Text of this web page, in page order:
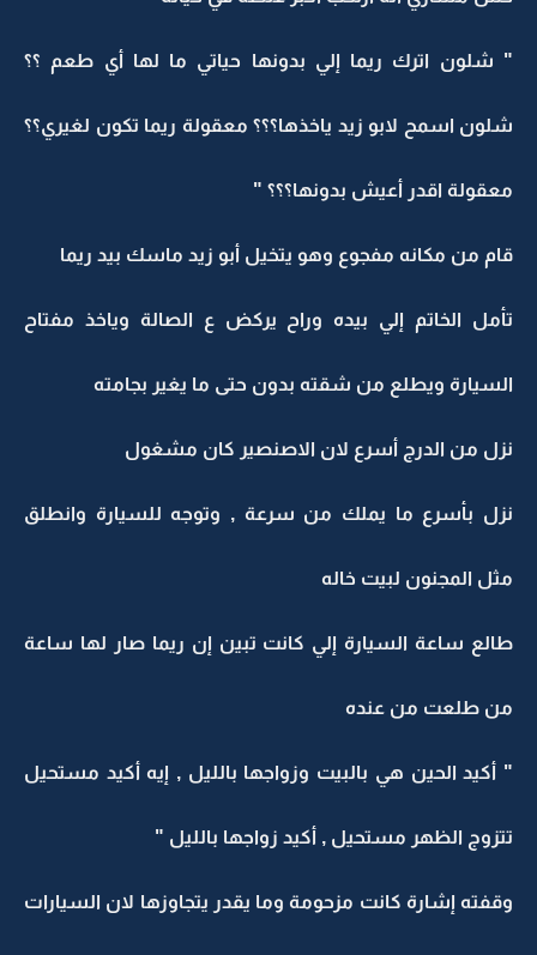
" شلون اترك ريما إلي بدونها حياتي ما لها أي طعم ؟؟
شلون اسمح لابو زيد ياخذها؟؟؟ معقولة ريما تكون لغيري؟؟
معقولة اقدر أعيش بدونها؟؟؟ "
قام من مكانه مفجوع وهو يتخيل أبو زيد ماسك بيد ريما
تأمل الخاتم إلي بيده وراح يركض ع الصالة وياخذ مفتاح
السيارة ويطلع من شقته بدون حتى ما يغير بجامته
نزل من الدرج أسرع لان الاصنصير كان مشغول
نزل بأسرع ما يملك من سرعة , وتوجه للسيارة وانطلق
مثل المجنون لبيت خاله
طالع ساعة السيارة إلي كانت تبين إن ريما صار لها ساعة
من طلعت من عنده
" أكيد الحين هي بالبيت وزواجها بالليل , إيه أكيد مستحيل
تتزوج الظهر مستحيل , أكيد زواجها بالليل "
وقفته إشارة كانت مزحومة وما يقدر يتجاوزها لان السيارات